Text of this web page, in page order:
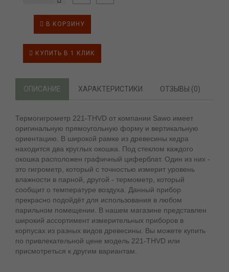
В КОРЗИНУ
КУПИТЬ В 1 КЛИК
ОПИСАНИЕ ХАРАКТЕРИСТИКИ ОТЗЫВЫ (0)
Термогигрометр 221-THVD от компании Sawo имеет
оригинальную прямоугольную форму и вертикальную
ориентацию. В широкой рамке из древесины кедра
находится два круглых окошка. Под стеклом каждого
окошка расположен графичный циферблат. Один из них -
это гигрометр, который с точностью измерит уровень
влажности в парной, другой - термометр, который
сообщит о температуре воздуха. Данный прибор
прекрасно подойдёт для использования в любом
парильном помещении. В нашем магазине представлен
широкий ассортимент измерительных приборов в
корпусах из разных видов древесины. Вы можете купить
по привлекательной цене модель 221-THVD или
присмотреться к другим вариантам.